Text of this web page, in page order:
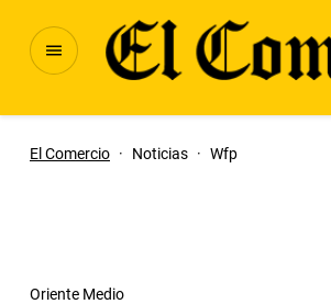
El Comercio · Noticias · Wfp
Oriente Medio